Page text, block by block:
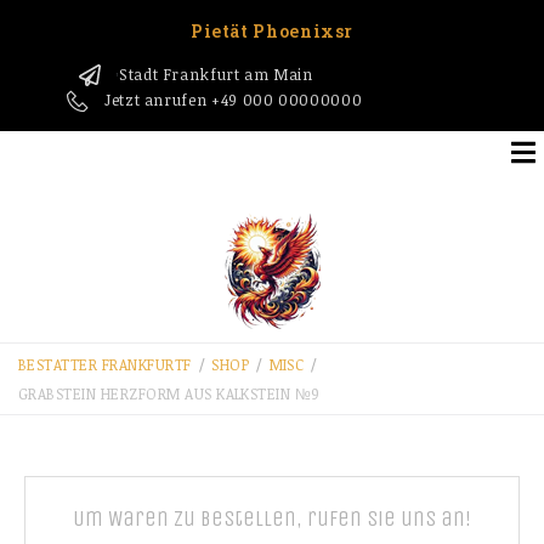
Pietät Phoenixsr
Stadt Frankfurt am Main
Jetzt anrufen +49 000 00000000
BESTATTER FRANKFURT​F / SHOP / MISC /
GRABSTEIN HERZFORM AUS KALKSTEIN №9
Um Waren zu bestellen, rufen Sie uns an!